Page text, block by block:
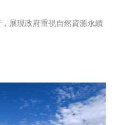
展現政府重視自然資源永續